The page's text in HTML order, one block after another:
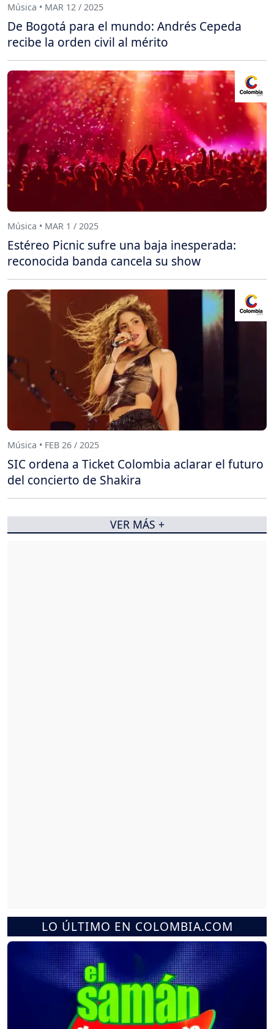
LO ÚLTIMO EN COLOMBIA.COM
Música • MAR 12 / 2025
De Bogotá para el mundo: Andrés Cepeda
recibe la orden civil al mérito
Música • MAR 1 / 2025
Estéreo Picnic sufre una baja inesperada:
reconocida banda cancela su show
Música • FEB 26 / 2025
SIC ordena a Ticket Colombia aclarar el futuro
del concierto de Shakira
VER MÁS +